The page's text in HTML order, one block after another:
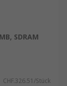
SDRAM
CHF.326.51/Stück